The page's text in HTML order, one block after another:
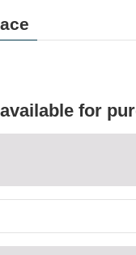
for